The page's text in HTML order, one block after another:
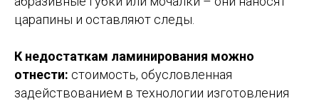
царапины и оставляют следы.
К недостаткам ламинирования можно
отнести: стоимость, обусловленная
задействованием в технологии изготовления